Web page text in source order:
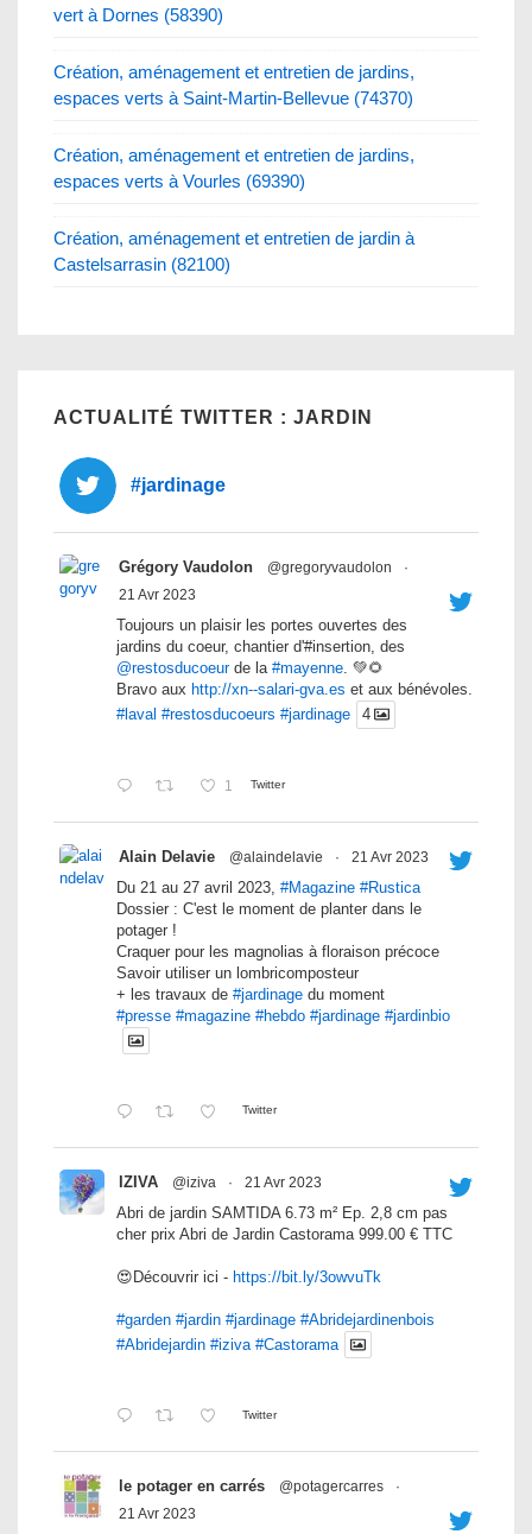
vert à Dornes (58390)
Création, aménagement et entretien de jardins,
espaces verts à Saint-Martin-Bellevue (74370)
Création, aménagement et entretien de jardins,
espaces verts à Vourles (69390)
Création, aménagement et entretien de jardin à
Castelsarrasin (82100)
ACTUALITÉ TWITTER : JARDIN
#jardinage
Grégory Vaudolon @gregoryvaudolon
·
21 Avr 2023
Toujours un plaisir les portes ouvertes des
jardins du coeur, chantier d'#insertion, des
@restosducoeurde la #mayenne. 💚🌻
Bravo aux http://xn--salari-gva.es et aux bénévoles.
#laval #restosducoeurs #jardinage 4
1 Twitter
Alain Delavie @alaindelavie · 21 Avr 2023
Du 21 au 27 avril 2023, #Magazine #Rustica
Dossier : C'est le moment de planter dans le
potager !
Craquer pour les magnolias à floraison précoce
Savoir utiliser un lombricomposteur
+ les travaux de #jardinage du moment
#presse #magazine #hebdo #jardinage #jardinbio
Twitter
IZIVA @iziva · 21 Avr 2023
Abri de jardin SAMTIDA 6.73 m² Ep. 2,8 cm pas
cher prix Abri de Jardin Castorama 999.00 € TTC
😍Découvrir ici - https://bit.ly/3owvuTk
#garden #jardin #jardinage #Abridejardinenbois
#Abridejardin #iziva #Castorama
Twitter
le potager en carrés @potagercarres
·
21 Avr 2023